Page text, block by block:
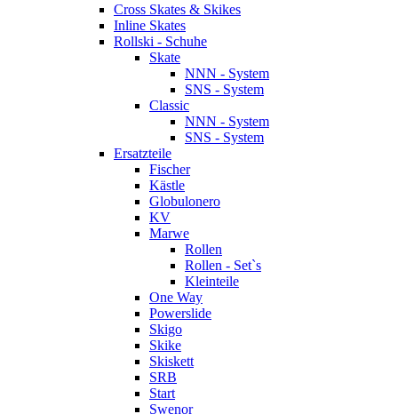
Cross Skates & Skikes
Inline Skates
Rollski - Schuhe
Skate
NNN - System
SNS - System
Classic
NNN - System
SNS - System
Ersatzteile
Fischer
Kästle
Globulonero
KV
Marwe
Rollen
Rollen - Set`s
Kleinteile
One Way
Powerslide
Skigo
Skike
Skiskett
SRB
Start
Swenor